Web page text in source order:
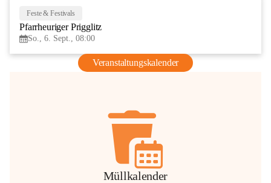
Feste & Festivals
Pfarrheuriger Prigglitz
So., 6. Sept., 08:00
Veranstaltungskalender
Müllkalender